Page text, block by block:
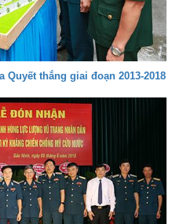
thắng giai đoạn 2013-2018